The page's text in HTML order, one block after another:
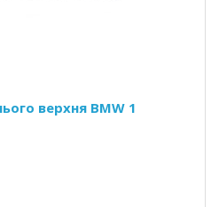
верхня BMW 1